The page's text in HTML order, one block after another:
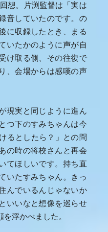
想。片渕監督は「実は
音していたのです。の
に収録したとき、まる
いたかのように声が自
け取る側、その往復で
、会場からは感嘆の声
現実と同じように進ん
つ下のすみちゃんは今
るとしたら？」との問
の時の将校さんと再会
てほしいです。持ち直
いたすみちゃん。きっ
んでいるんじゃないか
いいなと想像を巡らせ
浮かべました。